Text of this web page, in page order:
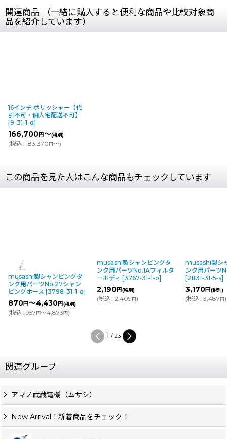
関連商品 （一緒に購入すると便利な商品や比較対象商
品を紹介しています）
16インチ ポリッシャー【代
引不可・個人宅配送不可】
[9-31-1-d]
166,700円～(税別)
(税込: 183,370円～)
この商品を見た人はこんな商品もチェックしています
musashi製シャンピングタ
ンク用パーツNo.27シャン
ピングホース [3798-31-1-o]
870円～4,430円(税別)
(税込: 957円～4,873円)
musashi製シャンピングタ
ンク用パーツNo.1Aフィルタ
ーボディ [3767-31-1-o]
2,190円(税別)
(税込: 2,409円)
musashi製シ
ンク用パーツ
[2831-31-5-s]
3,170円(税別)
(税込: 3,487円)
1 / 23
関連グループ
アマノ武蔵電機（ムサシ）
New Arrival！新着商品をチェック！